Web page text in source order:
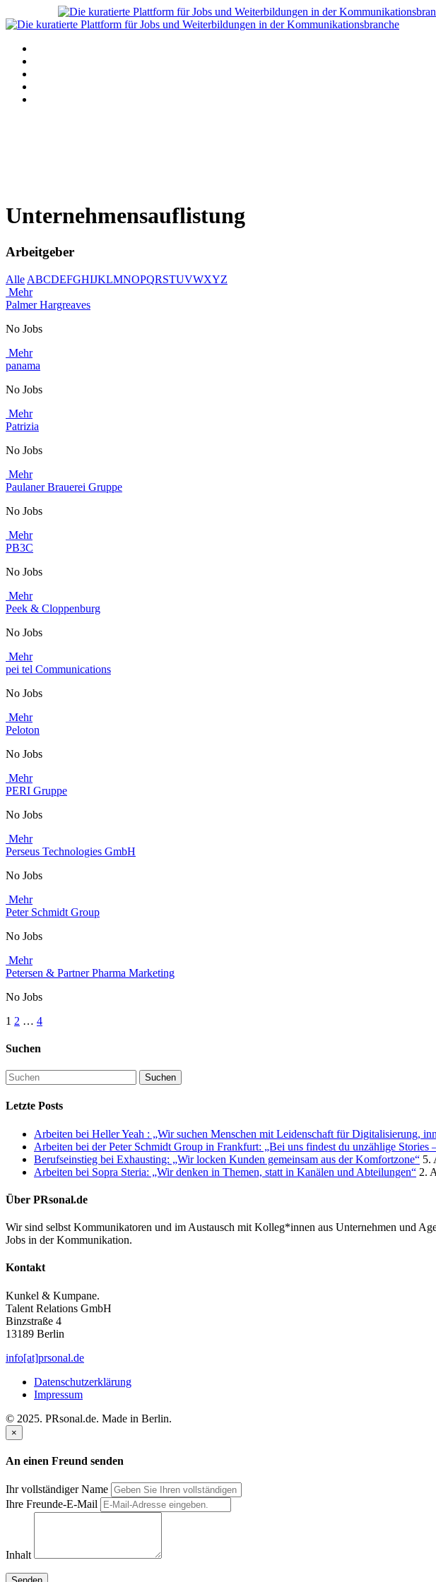
Unternehmensauflistung
Arbeitgeber
Alle ABCDEFGHIJKLMNOPQRSTUVWXYZ
Mehr
Palmer Hargreaves
No Jobs
Mehr
panama
No Jobs
Mehr
Patrizia
No Jobs
Mehr
Paulaner Brauerei Gruppe
No Jobs
Mehr
PB3C
No Jobs
Mehr
Peek & Cloppenburg
No Jobs
Mehr
pei tel Communications
No Jobs
Mehr
Peloton
No Jobs
Mehr
PERI Gruppe
No Jobs
Mehr
Perseus Technologies GmbH
No Jobs
Mehr
Peter Schmidt Group
No Jobs
Mehr
Petersen & Partner Pharma Marketing
No Jobs
1 2 … 4
Suchen
Letzte Posts
Arbeiten bei Heller Yeah : „Wir suchen Menschen mit Leidenschaft für Digitalisierung,
Arbeiten bei der Peter Schmidt Group in Frankfurt: „Bei uns findest du unzählige Stories
Berufseinstieg bei Exhausting: „Wir locken Kunden gemeinsam aus der Komfortzone“ 5.
Arbeiten bei Sopra Steria: „Wir denken in Themen, statt in Kanälen und Abteilungen“ 2.
Über PRsonal.de
Wir sind selbst Kommunikatoren und im Austausch mit Kolleg*innen aus Unternehmen und
Jobs in der Kommunikation.
Kontakt
Kunkel & Kumpane.
Talent Relations GmbH
Binzstraße 4
13189 Berlin
info[at]prsonal.de
Datenschutzerklärung
Impressum
© 2025. PRsonal.de. Made in Berlin.
×
An einen Freund senden
Ihr vollständiger Name
Ihre Freunde-E-Mail
Inhalt